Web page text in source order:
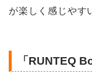
が楽しく感じやす
「RUNTEQ